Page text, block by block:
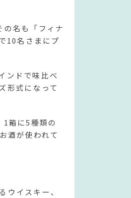
名も「フィナ
10名さまにプ
ンドで味比べ
形式になって
箱に5種類の
酒が使われて
ウイスキー、